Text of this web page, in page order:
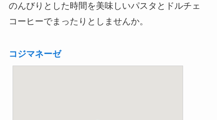
のんびりとした時間を美味しいパスタとドルチェ
コーヒーでまったりとしませんか。
コジマネーゼ